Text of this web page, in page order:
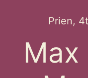
Prien,
Max